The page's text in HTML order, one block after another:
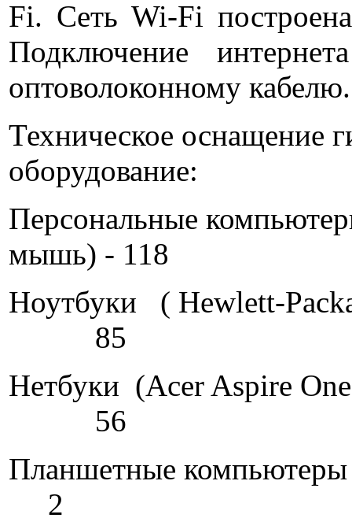
Fi. Сеть Wi-Fi
Подключение
оптоволоконному
Техническое оснащение
оборудование:
Персональные
мышь) - 118
Ноутбуки (
85
Нетбуки (Acer
56
2